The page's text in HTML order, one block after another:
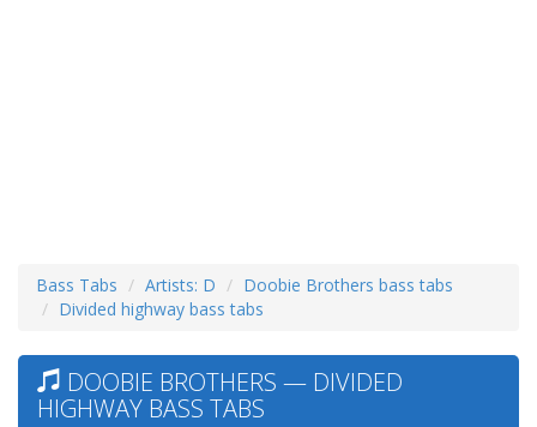
Bass Tabs Artists: D
Doobie Brothers bass tabs
Divided highway bass tabs
DOOBIE BROTHERS — DIVIDED
HIGHWAY BASS TABS